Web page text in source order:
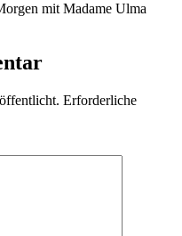
mit Madame Ulma
Erforderliche